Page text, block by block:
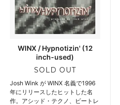
WINX / Hypnotizin' (12
inch-used)
SOLD OUT
Josh Wink が WINX 名義で1996
年にリリースしたヒットした名
作。アシッド・テクノ、ビートレ